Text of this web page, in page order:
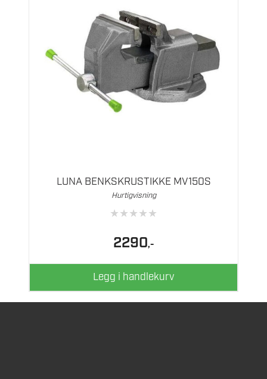
LUNA BENKSKRUSTIKKE MV150S
Hurtigvisning
★★★★★
2290,-
Legg i handlekurv